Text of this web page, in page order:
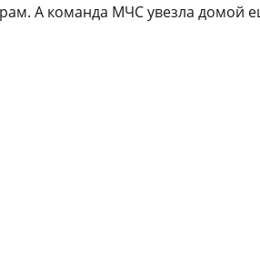
А команда МЧС увезла домой